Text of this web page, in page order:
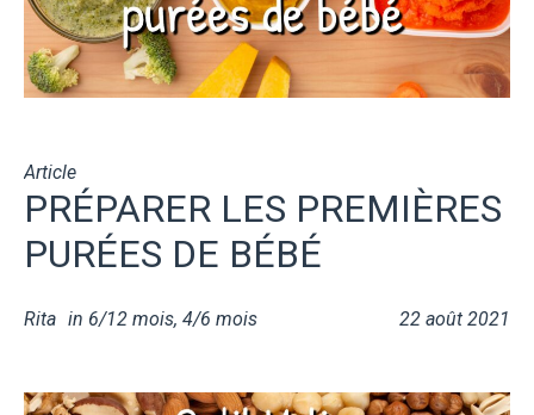
Article
PRÉPARER LES PREMIÈRES
PURÉES DE BÉBÉ
22 août 2021
Rita in 6/12 mois, 4/6 mois